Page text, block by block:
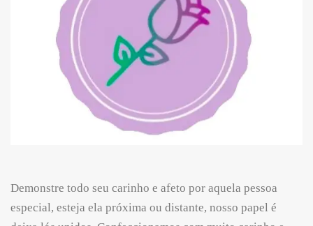
Demonstre todo seu carinho e afeto por aquela pessoa
especial, esteja ela próxima ou distante, nosso papel é